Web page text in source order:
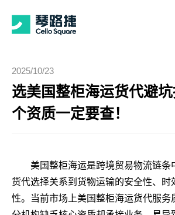
2025/10/23
选美国整柜海运货代避
个资质一定要查！
美国整柜海运是跨境贸易物流链条
货代选择关系到货物运输的安全性、时
性。当前市场上美国整柜海运货代服务